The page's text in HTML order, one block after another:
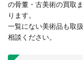
の骨董・古美術の買取
ります。
一覧にない美術品も取
相談ください。